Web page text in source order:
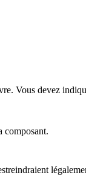
Vous devez
composant.